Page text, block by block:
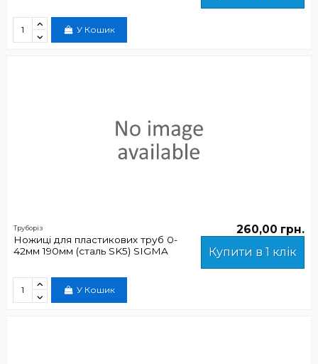
У Кошик
Труборіз
Ножиці для пластикових труб 0-
42мм 190мм (сталь SK5) SIGMA
260,00 грн.
Купити в 1 клік
У Кошик